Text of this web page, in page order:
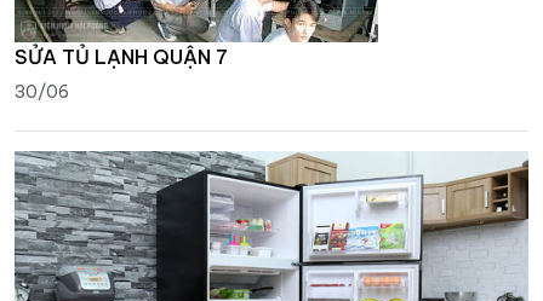
SỬA TỦ LẠNH QUẬN 7
30/06